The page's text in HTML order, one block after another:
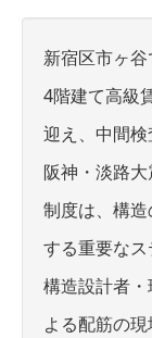
新宿区市ヶ
4階建て高級
迎え、中間検
阪神・淡路
制度は、構
する重要なス
構造設計者
よる配筋の